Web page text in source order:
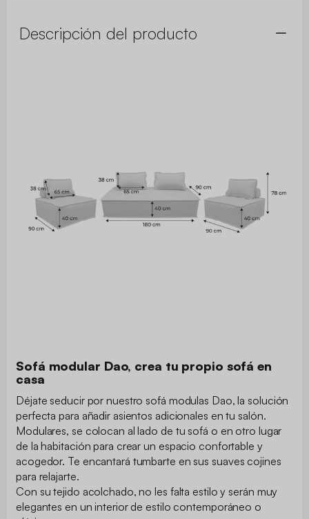
Descripción del producto
Sofá modular Dao, crea tu propio sofá en
casa
Déjate seducir por nuestro sofá modulas Dao, la solución
perfecta para añadir asientos adicionales en tu salón.
Modulares, se colocan al lado de tu sofá o en otro lugar
de la habitación para crear un espacio confortable y
acogedor. Te encantará tumbarte en sus suaves cojines
para relajarte.
Con su tejido acolchado, no les falta estilo y serán muy
elegantes en un interior de estilo contemporáneo o